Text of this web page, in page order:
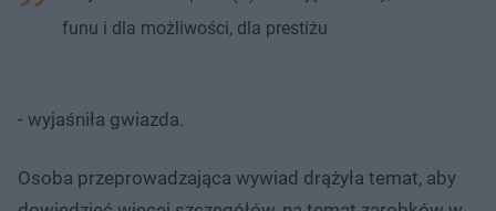
funu i dla możliwości, dla prestiżu
- wyjaśniła gwiazda.
Osoba przeprowadzająca wywiad drążyła temat, aby